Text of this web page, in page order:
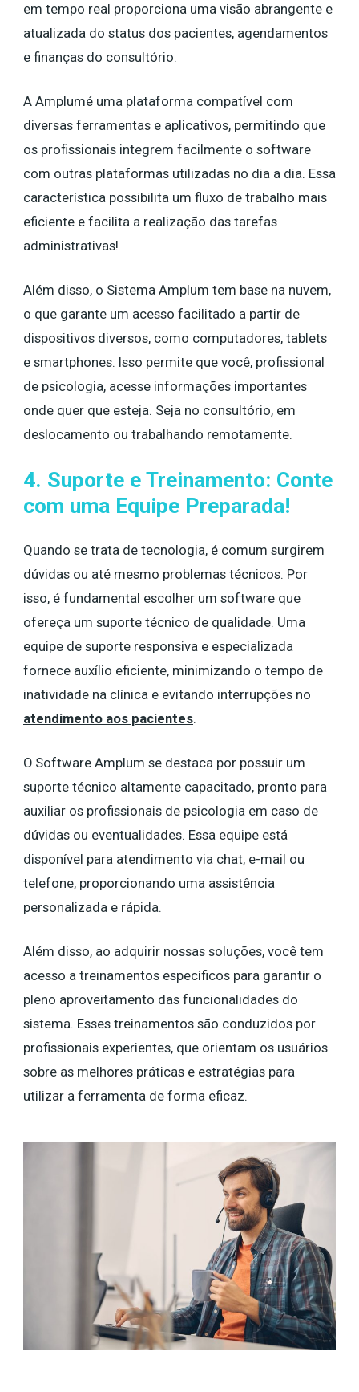
em tempo real proporciona uma visão abrangente e
atualizada do status dos pacientes, agendamentos
e finanças do consultório.
A Amplumé uma plataforma compatível com
diversas ferramentas e aplicativos, permitindo que
os profissionais integrem facilmente o software
com outras plataformas utilizadas no dia a dia. Essa
característica possibilita um fluxo de trabalho mais
eficiente e facilita a realização das tarefas
administrativas!
Além disso, o Sistema Amplum tem base na nuvem,
o que garante um acesso facilitado a partir de
dispositivos diversos, como computadores, tablets
e smartphones. Isso permite que você, profissional
de psicologia, acesse informações importantes
onde quer que esteja. Seja no consultório, em
deslocamento ou trabalhando remotamente.
4. Suporte e Treinamento: Conte
com uma Equipe Preparada!
Quando se trata de tecnologia, é comum surgirem
dúvidas ou até mesmo problemas técnicos. Por
isso, é fundamental escolher um software que
ofereça um suporte técnico de qualidade. Uma
equipe de suporte responsiva e especializada
fornece auxílio eficiente, minimizando o tempo de
inatividade na clínica e evitando interrupções no
atendimento aos pacientes.
O Software Amplum se destaca por possuir um
suporte técnico altamente capacitado, pronto para
auxiliar os profissionais de psicologia em caso de
dúvidas ou eventualidades. Essa equipe está
disponível para atendimento via chat, e-mail ou
telefone, proporcionando uma assistência
personalizada e rápida.
Além disso, ao adquirir nossas soluções, você tem
acesso a treinamentos específicos para garantir o
pleno aproveitamento das funcionalidades do
sistema. Esses treinamentos são conduzidos por
profissionais experientes, que orientam os usuários
sobre as melhores práticas e estratégias para
utilizar a ferramenta de forma eficaz.